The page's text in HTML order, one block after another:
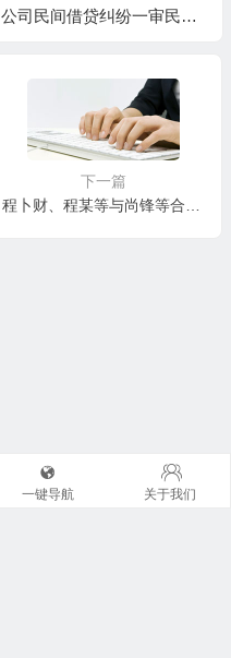
公司民间借贷纠纷一审民事
下一篇
程卜财、程某等与尚锋等合同纠纷一审民事判决书
一键导航 关于我们